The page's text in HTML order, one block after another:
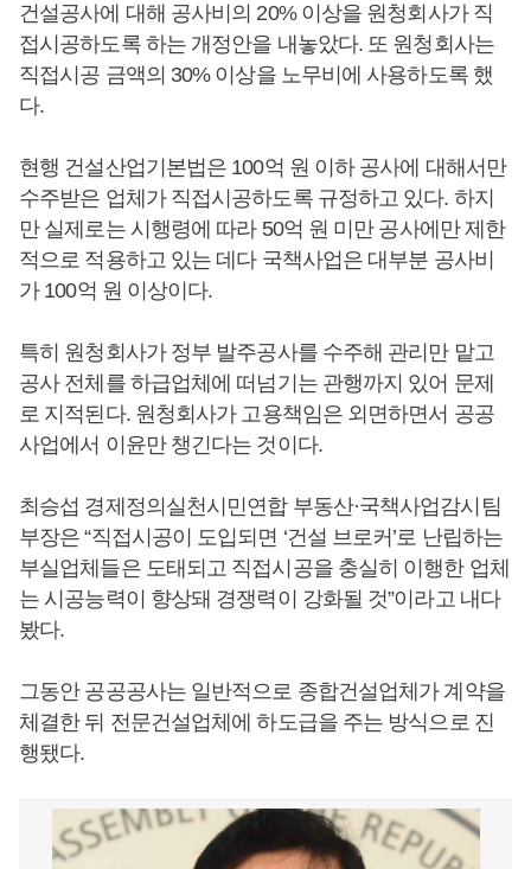
건설공사에 대해 공사비의 20% 이상을 원청회사가 직
접시공하도록 하는 개정안을 내놓았다. 또 원청회사는
직접시공 금액의 30% 이상을 노무비에 사용하도록 했
다.
현행 건설산업기본법은 100억 원 이하 공사에 대해서만
수주받은 업체가 직접시공하도록 규정하고 있다. 하지
만 실제로는 시행령에 따라 50억 원 미만 공사에만 제한
적으로 적용하고 있는 데다 국책사업은 대부분 공사비
가 100억 원 이상이다.
특히 원청회사가 정부 발주공사를 수주해 관리만 맡고
공사 전체를 하급업체에 떠넘기는 관행까지 있어 문제
로 지적된다. 원청회사가 고용책임은 외면하면서 공공
사업에서 이윤만 챙긴다는 것이다.
최승섭 경제정의실천시민연합 부동산·국책사업감시팀
부장은 “직접시공이 도입되면 ‘건설 브로커’로 난립하는
부실업체들은 도태되고 직접시공을 충실히 이행한 업체
는 시공능력이 향상돼 경쟁력이 강화될 것”이라고 내다
봤다.
그동안 공공공사는 일반적으로 종합건설업체가 계약을
체결한 뒤 전문건설업체에 하도급을 주는 방식으로 진
행됐다.